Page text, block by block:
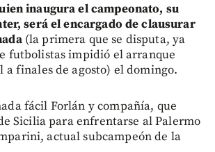
inaugura el campeonato, su
será el encargado de clausurar
(la primera que se disputa, ya
futbolistas impidió el arranque
finales de agosto) el domingo.
fácil Forlán y compañía, que
Sicilia para enfrentarse al Palermo
actual subcampeón de la